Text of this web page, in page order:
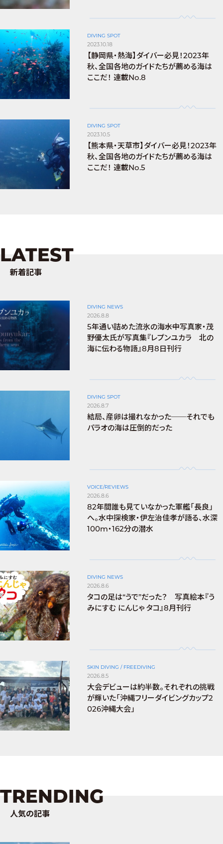
DIVING SPOT
2023.10.18
【静岡県・熱海】ダイバー必見！2023年
秋、全国各地のガイドたちが薦める海は
ここだ！ 連載No.8
DIVING SPOT
2023.10.5
【熊本県・天草市】ダイバー必見！2023年
秋、全国各地のガイドたちが薦める海は
ここだ！ 連載No.5
LATEST
新着記事
DIVING NEWS
2026.8.8
5年通い詰めた流氷の海――水中写真家・茂
野優太氏が写真集『レプンユカラ 北の
海に伝わる物語』8月8日刊行
DIVING SPOT
2026.8.7
結局、産卵は撮れなかった──それでも
パラオの海は圧倒的だった
VOICE/REVIEWS
2026.8.6
82年間誰も見ていなかった軍艦「長良」
へ。水中探検家・伊左治佳孝が語る、水深
100m・162分の潜水
DIVING NEWS
2026.8.6
タコの足は“うで”だった？ 写真絵本『う
みにすむ にんじゃ タコ』8月刊行
SKIN DIVING / FREEDIVING
2026.8.5
大会デビューは約半数。それぞれの挑戦
が輝いた「沖縄フリーダイビングカップ2
026沖縄大会」
TRENDING
人気の記事